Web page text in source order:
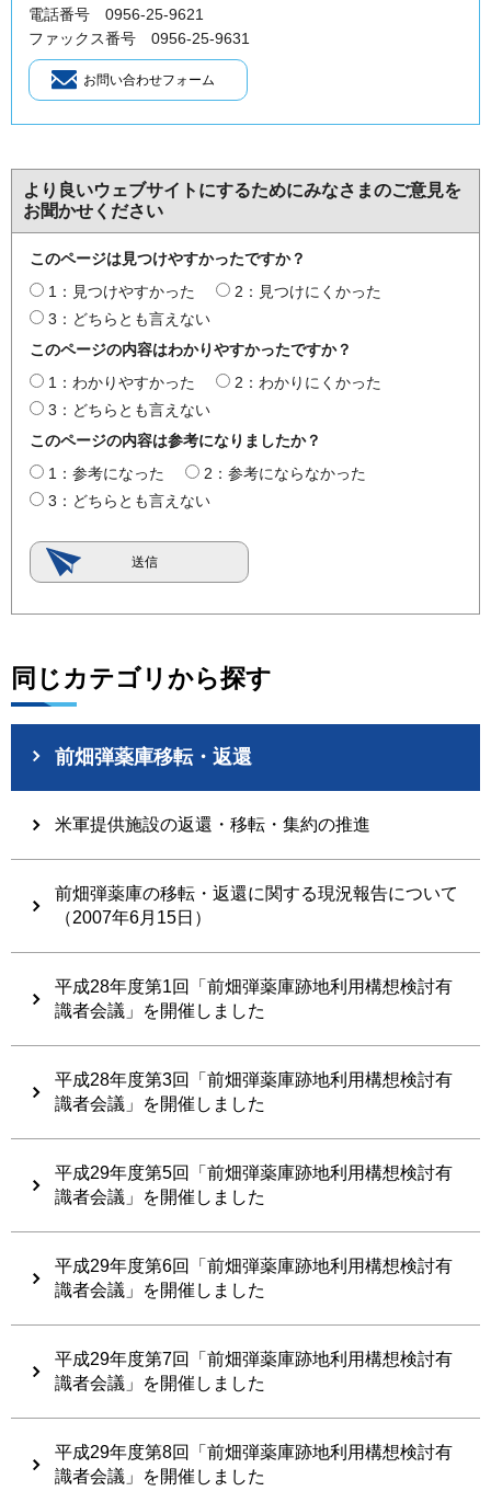
電話番号 0956-25-9621
ファックス番号 0956-25-9631
より良いウェブサイトにするためにみなさまのご意見を
お聞かせください
このページは見つけやすかったですか？
1：見つけやすかった
2：見つけにくかった
3：どちらとも言えない
このページの内容はわかりやすかったですか？
1：わかりやすかった
2：わかりにくかった
3：どちらとも言えない
このページの内容は参考になりましたか？
1：参考になった
2：参考にならなかった
3：どちらとも言えない
同じカテゴリから探す
前畑弾薬庫移転・返還
米軍提供施設の返還・移転・集約の推進
前畑弾薬庫の移転・返還に関する現況報告について
（2007年6月15日）
平成28年度第1回「前畑弾薬庫跡地利用構想検討有
識者会議」を開催しました
平成28年度第3回「前畑弾薬庫跡地利用構想検討有
識者会議」を開催しました
平成29年度第5回「前畑弾薬庫跡地利用構想検討有
識者会議」を開催しました
平成29年度第6回「前畑弾薬庫跡地利用構想検討有
識者会議」を開催しました
平成29年度第7回「前畑弾薬庫跡地利用構想検討有
識者会議」を開催しました
平成29年度第8回「前畑弾薬庫跡地利用構想検討有
識者会議」を開催しました